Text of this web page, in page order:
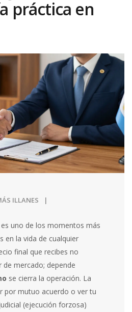
práctica en
ILLANES
uno de los momentos más
en la vida de cualquier
final que recibes no
de mercado; depende
se cierra la operación. La
por mutuo acuerdo o ver tu
(ejecución forzosa)